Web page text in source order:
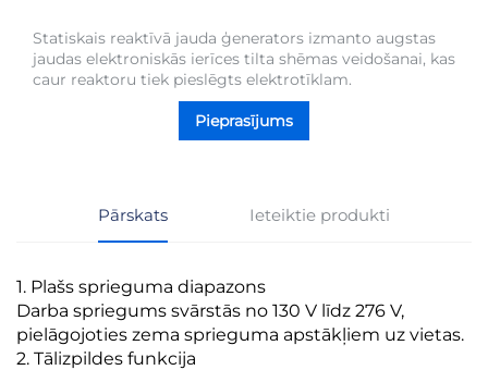
Statiskais reaktīvā jauda ģenerators izmanto augstas
jaudas elektroniskās ierīces tilta shēmas veidošanai, kas
caur reaktoru tiek pieslēgts elektrotīklam.
Pieprasījums
Pārskats Ieteiktie produkti
1. Plašs sprieguma diapazons
Darba spriegums svārstās no 130 V līdz 276 V,
pielāgojoties zema sprieguma apstākļiem uz vietas.
2. Tālizpildes funkcija